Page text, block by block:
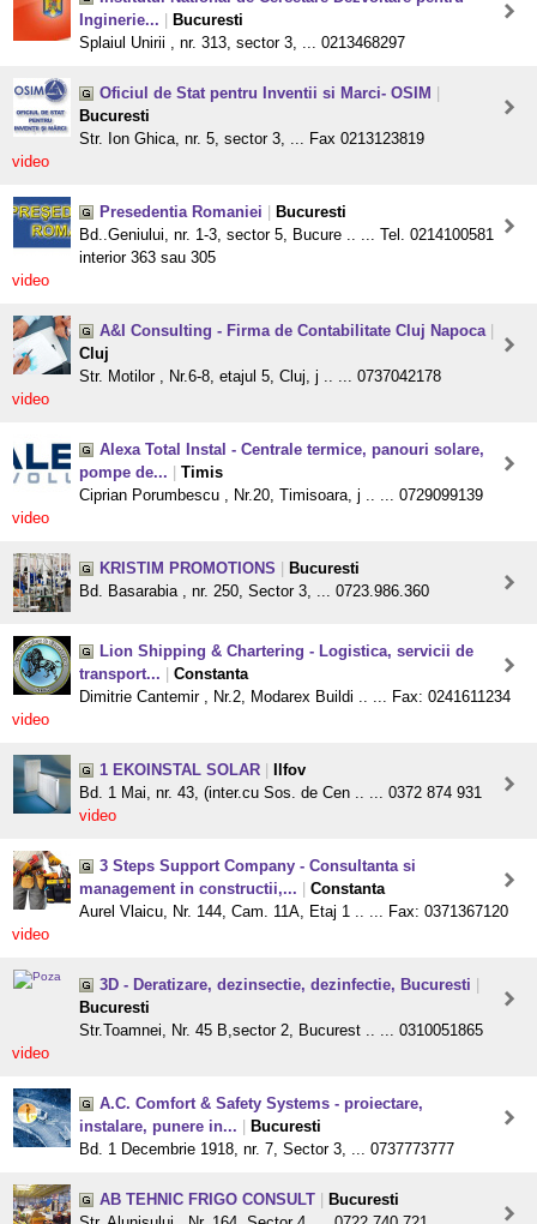
Inginerie...
Bucuresti
Splaiul Unirii , nr. 313, sector 3, ... 0213468297
Oficiul de Stat pentru Inventii si Marci- OSIM
Bucuresti
Str. Ion Ghica, nr. 5, sector 3, ... Fax 0213123819
video
Presedentia Romaniei
Bucuresti
Bd..Geniului, nr. 1-3, sector 5, Bucure .. ... Tel. 0214100581
interior 363 sau 305
video
A&I Consulting - Firma de Contabilitate Cluj Napoca
Cluj
Str. Motilor , Nr.6-8, etajul 5, Cluj, j .. ... 0737042178
video
Alexa Total Instal - Centrale termice, panouri solare,
pompe de...
Timis
Ciprian Porumbescu , Nr.20, Timisoara, j .. ... 0729099139
video
KRISTIM PROMOTIONS
Bucuresti
Bd. Basarabia , nr. 250, Sector 3, ... 0723.986.360
Lion Shipping & Chartering - Logistica, servicii de
transport...
Constanta
Dimitrie Cantemir , Nr.2, Modarex Buildi .. ... Fax: 0241611234
video
1 EKOINSTAL SOLAR
Ilfov
Bd. 1 Mai, nr. 43, (inter.cu Sos. de Cen .. ... 0372 874 931
video
3 Steps Support Company - Consultanta si
management in constructii,...
Constanta
Aurel Vlaicu, Nr. 144, Cam. 11A, Etaj 1 .. ... Fax: 0371367120
video
3D - Deratizare, dezinsectie, dezinfectie, Bucuresti
Bucuresti
Str.Toamnei, Nr. 45 B,sector 2, Bucurest .. ... 0310051865
video
A.C. Comfort & Safety Systems - proiectare,
instalare, punere in...
Bucuresti
Bd. 1 Decembrie 1918, nr. 7, Sector 3, ... 0737773777
AB TEHNIC FRIGO CONSULT
Bucuresti